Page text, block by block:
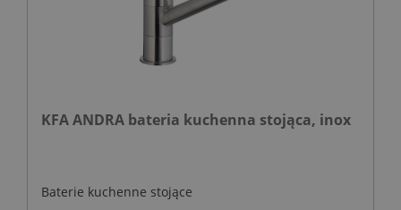
KFA ANDRA bateria kuchenna stojąca, inox
Baterie kuchenne stojące